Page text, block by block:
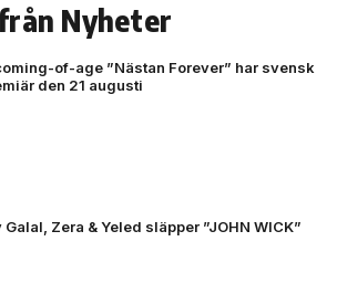
Nyheter
of-age ”Nästan Forever” har svensk
den 21 augusti
Galal, Zera & Yeled släpper ”JOHN WICK”